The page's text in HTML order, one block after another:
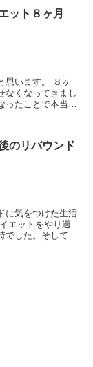
ット８ヶ月
ます。 ８ヶ
なくなってきまし
たことで本当に
のリバウンド
に気をつけた生活
でした。そしてそ